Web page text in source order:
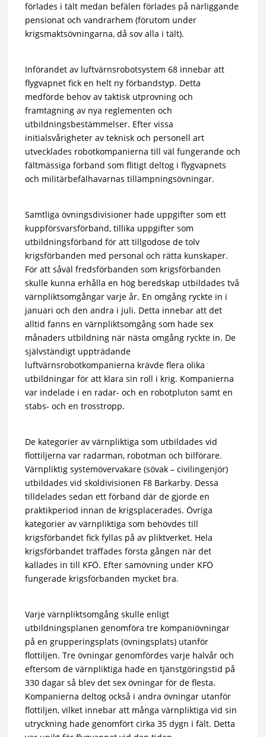
förlades i tält medan befälen förlades på närliggande
pensionat och vandrarhem (förutom under
krigsmaktsövningarna, då sov alla i tält).
Införandet av luftvärnsrobotsystem 68 innebar att
flygvapnet fick en helt ny förbandstyp. Detta
medförde behov av taktisk utprovning och
framtagning av nya reglementen och
utbildningsbestämmelser. Efter vissa
initialsvårigheter av teknisk och personell art
utvecklades robotkompanierna till väl fungerande och
fältmässiga förband som flitigt deltog i flygvapnets
och militärbefälhavarnas tillämpningsövningar.
Samtliga övningsdivisioner hade uppgifter som ett
kuppförsvarsförband, tillika uppgifter som
utbildningsförband för att tillgodose de tolv
krigsförbanden med personal och rätta kunskaper.
För att såväl fredsförbanden som krigsförbanden
skulle kunna erhålla en hög beredskap utbildades två
värnpliktsomgångar varje år. En omgång ryckte in i
januari och den andra i juli. Detta innebar att det
alltid fanns en värnpliktsomgång som hade sex
månaders utbildning när nästa omgång ryckte in. De
självständigt uppträdande
luftvärnsrobotkompanierna krävde flera olika
utbildningar för att klara sin roll i krig. Kompanierna
var indelade i en radar- och en robotpluton samt en
stabs- och en trosstropp.
De kategorier av värnpliktiga som utbildades vid
flottiljerna var radarman, robotman och bilförare.
Värnpliktig systemövervakare (sövak – civilingenjör)
utbildades vid skoldivisionen F8 Barkarby. Dessa
tilldelades sedan ett förband där de gjorde en
praktikperiod innan de krigsplacerades. Övriga
kategorier av värnpliktiga som behövdes till
krigsförbandet fick fyllas på av pliktverket. Hela
krigsförbandet träffades första gången när det
kallades in till KFÖ. Efter samövning under KFÖ
fungerade krigsförbanden mycket bra.
Varje värnpliktsomgång skulle enligt
utbildningsplanen genomföra tre kompaniövningar
på en grupperingsplats (övningsplats) utanför
flottiljen. Tre övningar genomfördes varje halvår och
eftersom de värnpliktiga hade en tjänstgöringstid på
330 dagar så blev det sex övningar för de flesta.
Kompanierna deltog också i andra övningar utanför
flottiljen, vilket innebar att många värnpliktiga vid sin
utryckning hade genomfört cirka 35 dygn i fält. Detta